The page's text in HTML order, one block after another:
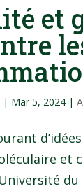
et
| Mar 5, 2024 |
et
du